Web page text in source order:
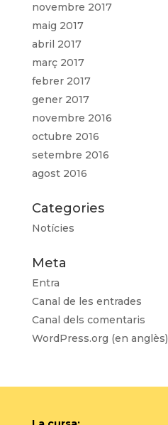
novembre 2017
maig 2017
abril 2017
març 2017
febrer 2017
gener 2017
novembre 2016
octubre 2016
setembre 2016
agost 2016
Categories
Notícies
Meta
Entra
Canal de les entrades
Canal dels comentaris
WordPress.org (en anglès)